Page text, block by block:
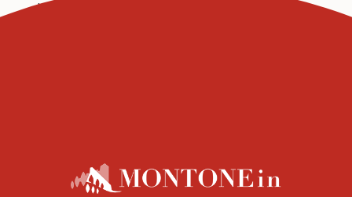
dell’Angelo e la penultima domenica di Agosto